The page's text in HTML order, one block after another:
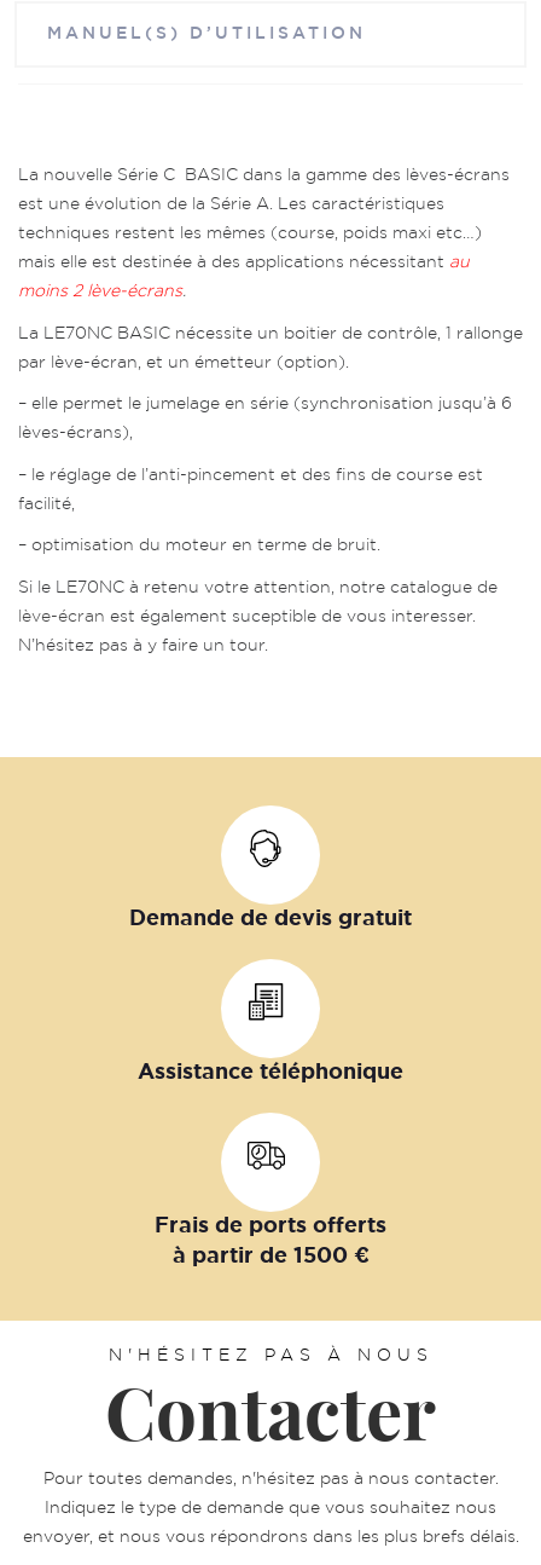
MANUEL(S) D’UTILISATION
La nouvelle Série C BASIC dans la gamme des lèves-écrans
est une évolution de la Série A. Les caractéristiques
techniques restent les mêmes (course, poids maxi etc…)
mais elle est destinée à des applications nécessitant au
moins 2 lève-écrans.
La LE70NC BASIC nécessite un boitier de contrôle, 1 rallonge
par lève-écran, et un émetteur (option).
– elle permet le jumelage en série (synchronisation jusqu’à 6
lèves-écrans),
– le réglage de l’anti-pincement et des fins de course est
facilité,
– optimisation du moteur en terme de bruit.
Si le LE70NC à retenu votre attention, notre catalogue de
lève-écran est également suceptible de vous interesser.
N’hésitez pas à y faire un tour.
Demande de devis gratuit
Assistance téléphonique
Frais de ports offerts
à partir de 1500 €
N'HÉSITEZ PAS À NOUS
Contacter
Pour toutes demandes, n'hésitez pas à nous contacter.
Indiquez le type de demande que vous souhaitez nous
envoyer, et nous vous répondrons dans les plus brefs délais.